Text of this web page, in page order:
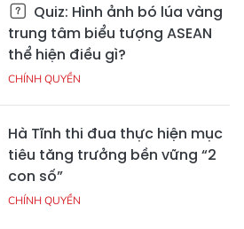
Quiz: Hình ảnh bó lúa vàng
trung tâm biểu tượng ASEAN
thể hiện điều gì?
CHÍNH QUYỀN
Hà Tĩnh thi đua thực hiện mục
tiêu tăng trưởng bền vững “2
con số”
CHÍNH QUYỀN